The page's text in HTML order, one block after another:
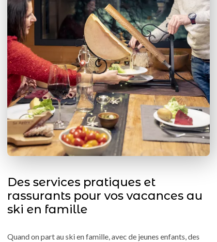
Des services pratiques et
rassurants pour vos vacances au
ski en famille
Quand on part au ski en famille, avec de jeunes enfants, des